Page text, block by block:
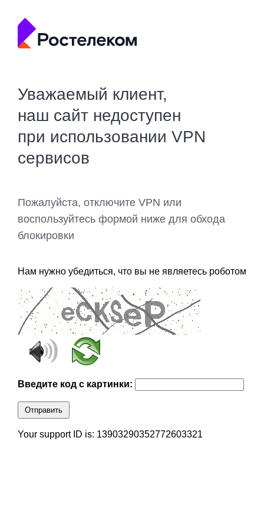
Уважаемый клиент,
наш сайт недоступен
при использовании VPN
сервисов
Пожалуйста, отключите VPN или
воспользуйтесь формой ниже для обхода
блокировки
Нам нужно убедиться, что вы не являетесь роботом
Введите код с картинки:
Отправить
Your support ID is: 13903290352772603321